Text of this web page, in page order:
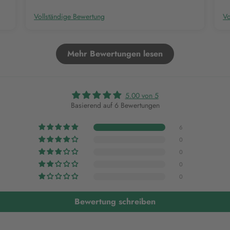
Vollständige Bewertung
Mehr Bewertungen lesen
5.00 von 5
Basierend auf 6 Bewertungen
6
0
0
0
0
Bewertung schreiben